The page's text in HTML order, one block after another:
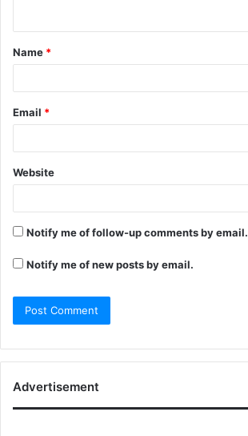
Name *
Email *
Website
Notify me of follow-up comments by email.
Notify me of new posts by email.
Advertisement